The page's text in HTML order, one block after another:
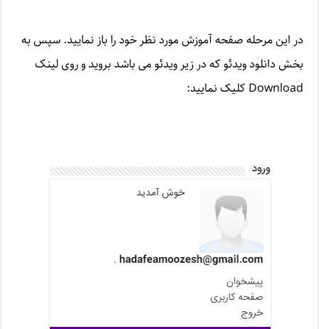
در این مرحله صفحه آموزش مورد نظر خود را باز نمایید. سپس به
بخش دانلود ویدئو که در زیر ویدئو می باشد بروید و روی لینک
Download کلیک نمایید: